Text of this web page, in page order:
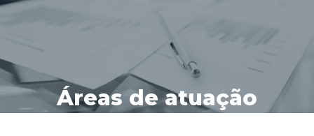
Áreas de atuação